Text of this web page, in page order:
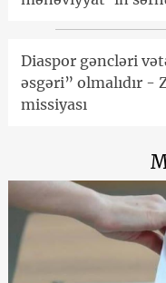
Diaspor gəncləri
əsgəri” olmalıdır -
missiyası